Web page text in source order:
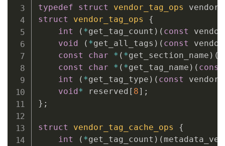
typedef struct vendor_tag_ops
struct
vendor_tag_ops
{
int
( *get_tag_count ) ( const
void
( *get_all_tags ) ( const
const
char * ( *get_section_name ) (
const
char * ( *get_tag_name ) ( const
int
( *get_tag_type ) ( const
void* reserved [ 8] ;
} ;
struct vendor_tag_cache_ops
{
int
( *get_tag_count ) (